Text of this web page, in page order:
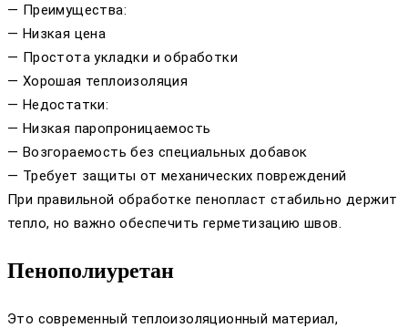
— Преимущества:
— Низкая цена
— Простота укладки и обработки
— Хорошая теплоизоляция
— Недостатки:
— Низкая паропроницаемость
— Возгораемость без специальных добавок
— Требует защиты от механических повреждений
При правильной обработке пенопласт стабильно держит
тепло, но важно обеспечить герметизацию швов.
Пенополиуретан
Это современный теплоизоляционный материал,